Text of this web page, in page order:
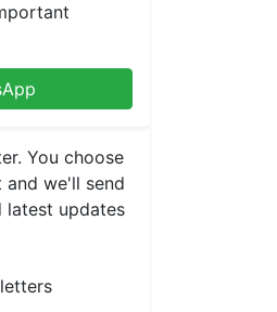
You choose
we'll send
latest updates